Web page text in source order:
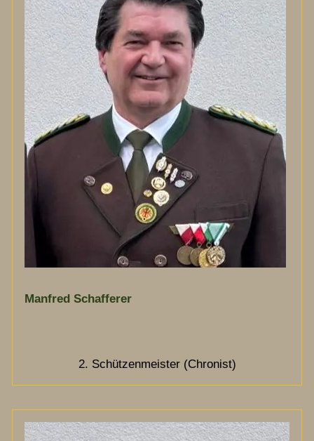
Manfred Schafferer
2. Schützenmeister (Chronist)